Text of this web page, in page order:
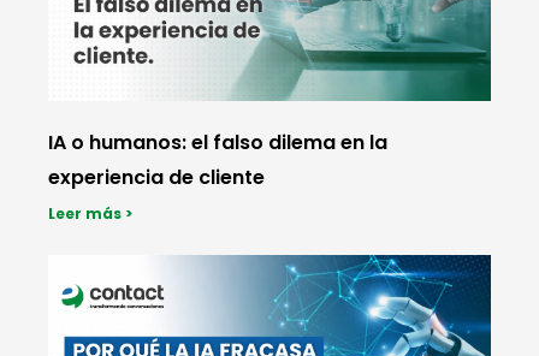
IA o humanos: el falso dilema en la
experiencia de cliente
Leer más >